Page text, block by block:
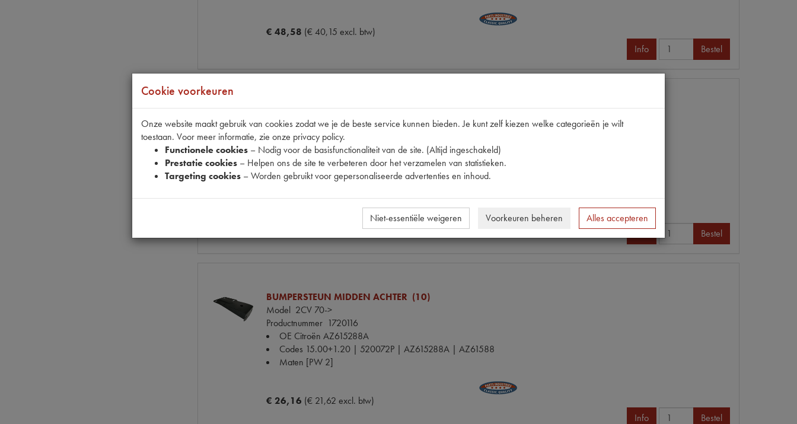
€ 48,58 (€ 40,15 excl. btw)
Info
Bestel
BUMPERSTEUN LAAG (10)
Model2CV ->70/DYANE/AZAM
Productnummer 1720115
OE CitroënAZ61588
Codes 1720115 TOOLS D | AZ615288A | AZ61588 | ST.8
Maten[PW 2]
(€ 21,62 excl. btw)
Bestel
BUMPERSTEUN MIDDEN ACHTER (10)
Model 2CV 70->
Productnummer 1720116
OE Citroën AZ615288A
Codes 15.00+1.20 | 520072P | AZ615288A | AZ61588
Maten [PW 2]
€ 26,16 (€ 21,62 excl. btw)
Info
Bestel
Cookie voorkeuren
Onze website maakt gebruik van cookies zodat we je de beste service kunnen bieden. Je kunt zelf kiezen welke categorieën je wilt
toestaan. Voor meer informatie, zie onze privacy policy.
Functionele cookies – Nodig voor de basisfunctionaliteit van de site. (Altijd ingeschakeld)
Prestatie cookies – Helpen ons de site te verbeteren door het verzamelen van statistieken.
Targeting cookies – Worden gebruikt voor gepersonaliseerde advertenties en inhoud.
Niet-essentiële weigeren Voorkeuren beheren Alles accepteren